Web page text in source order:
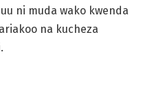
ni muda wako kwenda
na kucheza